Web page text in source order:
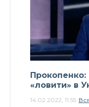
Прокопенко:
«ловити» в
14.02.2022, 11:55